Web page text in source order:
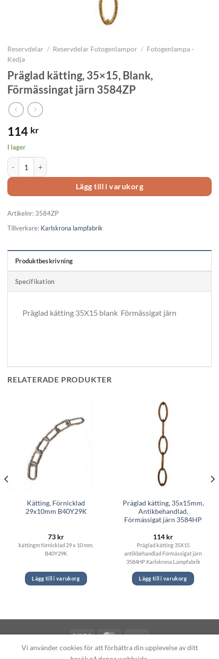
Reservdelar / Reservdelar Fotogenlampor / Fotogenlampa -
Kedja
Präglad kätting, 35×15, Blank,
Förmässingat järn 3584ZP
114 kr
I lager
Präglad kätting, 35x15, Blank, Förmässingat järn 3584ZP mängd
Lägg till i varukorg
Artikelnr: 3584ZP
Tillverkare: Karlskrona lampfabrik
Produktbeskrivning
Specifikation
Präglad kätting 35X15 blank Förmässigat järn
RELATERADE PRODUKTER
Kätting, Förnicklad
29x10mm B40Y29K
73 kr
kättingm förnicklad 29 x 10 mm,
B40Y29K
Lägg till i varukorg
Präglad kätting, 35x15mm,
Antikbehandlad,
Förmässigat järn 3584HP
114 kr
Präglad kätting 35X15
antikbehandlad Förmässigat järn
3584HP Karlskrona Lampfabrik
Lägg till i varukorg
Fotogenlampor.se
Vi använder cookies för att förbättra din upplevelse av ditt